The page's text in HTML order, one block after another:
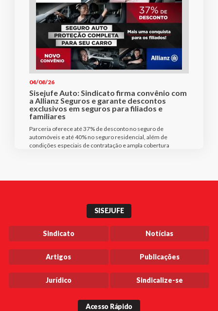
04/08/26
Sisejufe Auto: Sindicato firma convênio com
a Allianz Seguros e garante descontos
exclusivos em seguros para filiados e
familiares
Parceria oferece até 37% de desconto no seguro de
automóveis e até 40% no seguro residencial, além de
condições especiais de contratação e ampla cobertura
SISEJUFE
Sindicato Notícias
Artigos Publicações
Jurídico Sindicalize-se
Acesso Rápido